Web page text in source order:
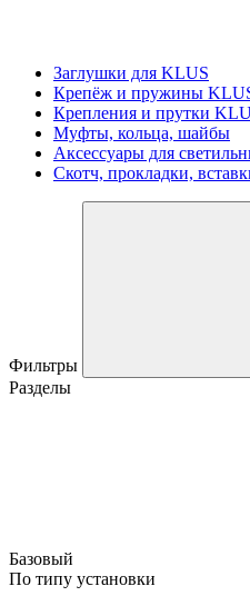
Заглушки для KLUS
Крепёж и пружины
Крепления и прутки
Муфты, кольца, шайбы
Аксессуары для
Скотч, прокладки,
Фильтры
Разделы
Базовый
По типу установки